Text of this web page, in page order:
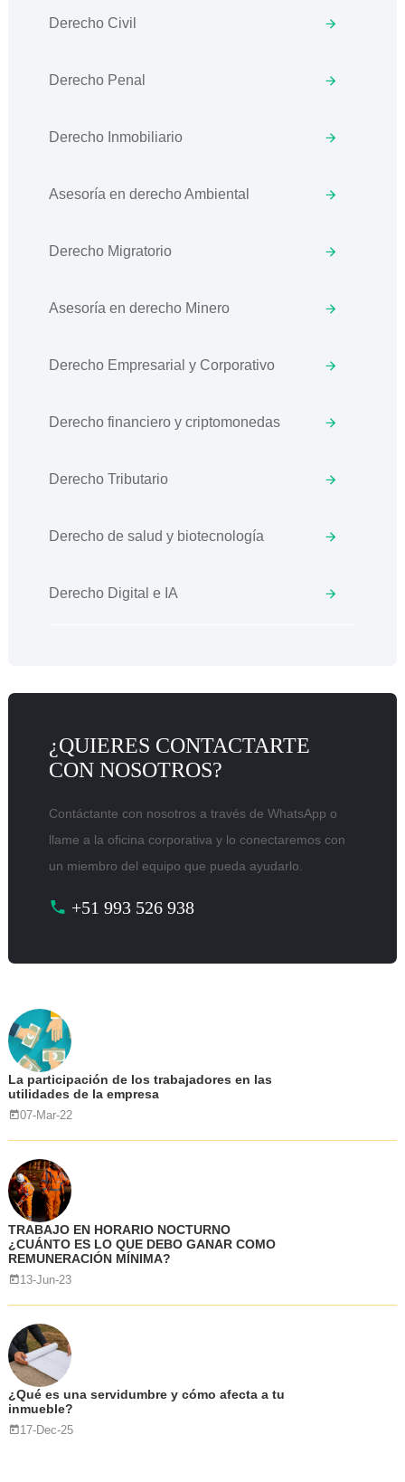
Derecho Civil
Derecho Penal
Derecho Inmobiliario
Asesoría en derecho Ambiental
Derecho Migratorio
Asesoría en derecho Minero
Derecho Empresarial y Corporativo
Derecho financiero y criptomonedas
Derecho Tributario
Derecho de salud y biotecnología
Derecho Digital e IA
¿QUIERES CONTACTARTE
CON NOSOTROS?
Contáctante con nosotros a través de WhatsApp o
llame a la oficina corporativa y lo conectaremos con
un miembro del equipo que pueda ayudarlo.
+51 993 526 938
La participación de los trabajadores en las
utilidades de la empresa
07-Mar-22
TRABAJO EN HORARIO NOCTURNO
¿CUÁNTO ES LO QUE DEBO GANAR COMO
REMUNERACIÓN MÍNIMA?
13-Jun-23
¿Qué es una servidumbre y cómo afecta a tu
inmueble?
17-Dec-25